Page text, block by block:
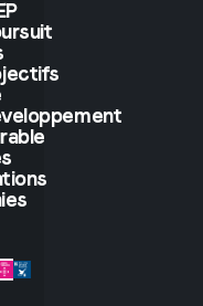
But
if
you
let
me